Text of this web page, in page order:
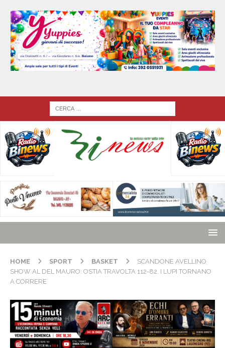
HOME SPORT BASKET
SCANDONE AVELLINO
SHOW AL DEL MAURO: OSTIA TRAVOLTA 112-82. I LUPI TORNANO
A CORRERE